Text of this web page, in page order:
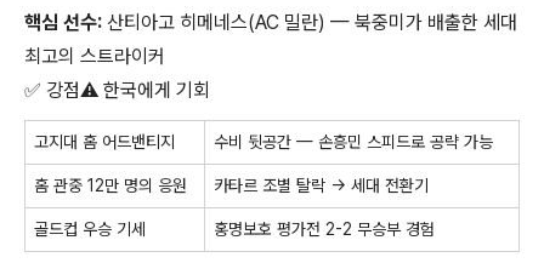
핵심 선수: 산티아고 히메네스(AC 밀란) — 북중미가 배출한 세대
최고의 스트라이커
✅ 강점⚠️ 한국에게 기회
고지대 홈 어드밴티지 수비 뒷공간 — 손흥민 스피드로 공략 가능
홈 관중 12만 명의 응원 카타르 조별 탈락 → 세대 전환기
골드컵 우승 기세 홍명보호 평가전 2-2 무승부 경험